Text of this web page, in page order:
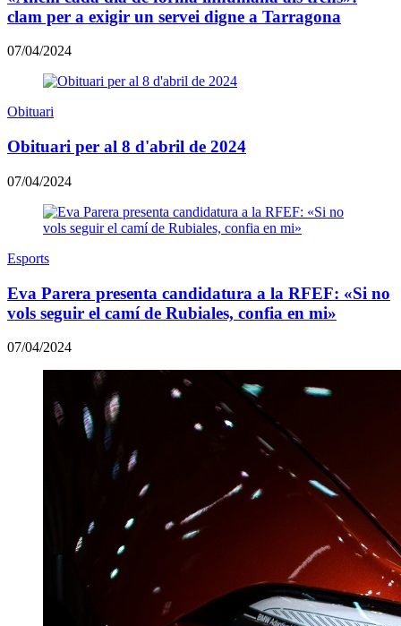
clam per a exigir un servei digne a Tarragona
07/04/2024
Obituari
Obituari per al 8 d'abril de 2024
07/04/2024
Esports
Eva Parera presenta candidatura a la RFEF: «Si no
vols seguir el camí de Rubiales, confia en mi»
07/04/2024